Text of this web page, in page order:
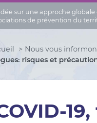
sur une approche
de prévention du
Nous vous
risques et